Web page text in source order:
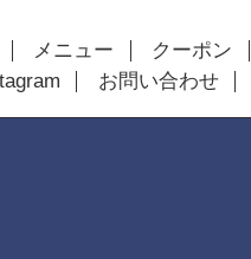
メニュー クーポン
お問い合わせ